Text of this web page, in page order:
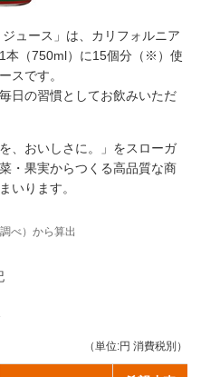
ュース」は、カリフォルニア
本（750ml）に15個分（※）使
スです。
日の習慣としてお飲みいただ
、おいしさに。」をスローガ
・果実からつくる高品質な商
いります。
べ）から算出
（単位:円 消費税別）